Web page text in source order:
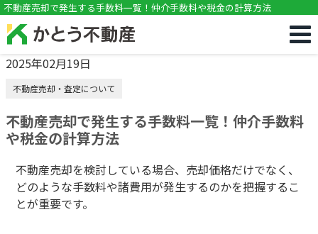
!DOCTYPE html>
不動産売却で発生する手数料一覧！仲介手数料や税金の計算方法
2025年02月19日
不動産売却・査定について
不動産売却で発生する手数料一覧！仲介手数料
や税金の計算方法
不動産売却を検討している場合、売却価格だけでなく、
どのような手数料や諸費用が発生するのかを把握するこ
とが重要です。